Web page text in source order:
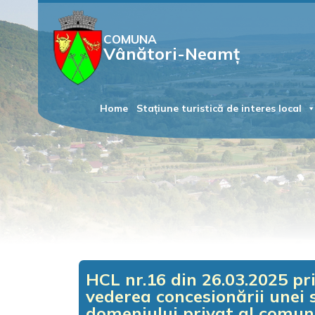
COMUNA
Vânători-Neamț
Home Stațiune turistică de interes local
HCL nr.16 din 26.03.2025
vederea concesionării